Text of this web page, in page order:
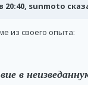
20:40, sunmoto
из своего опыта:
в